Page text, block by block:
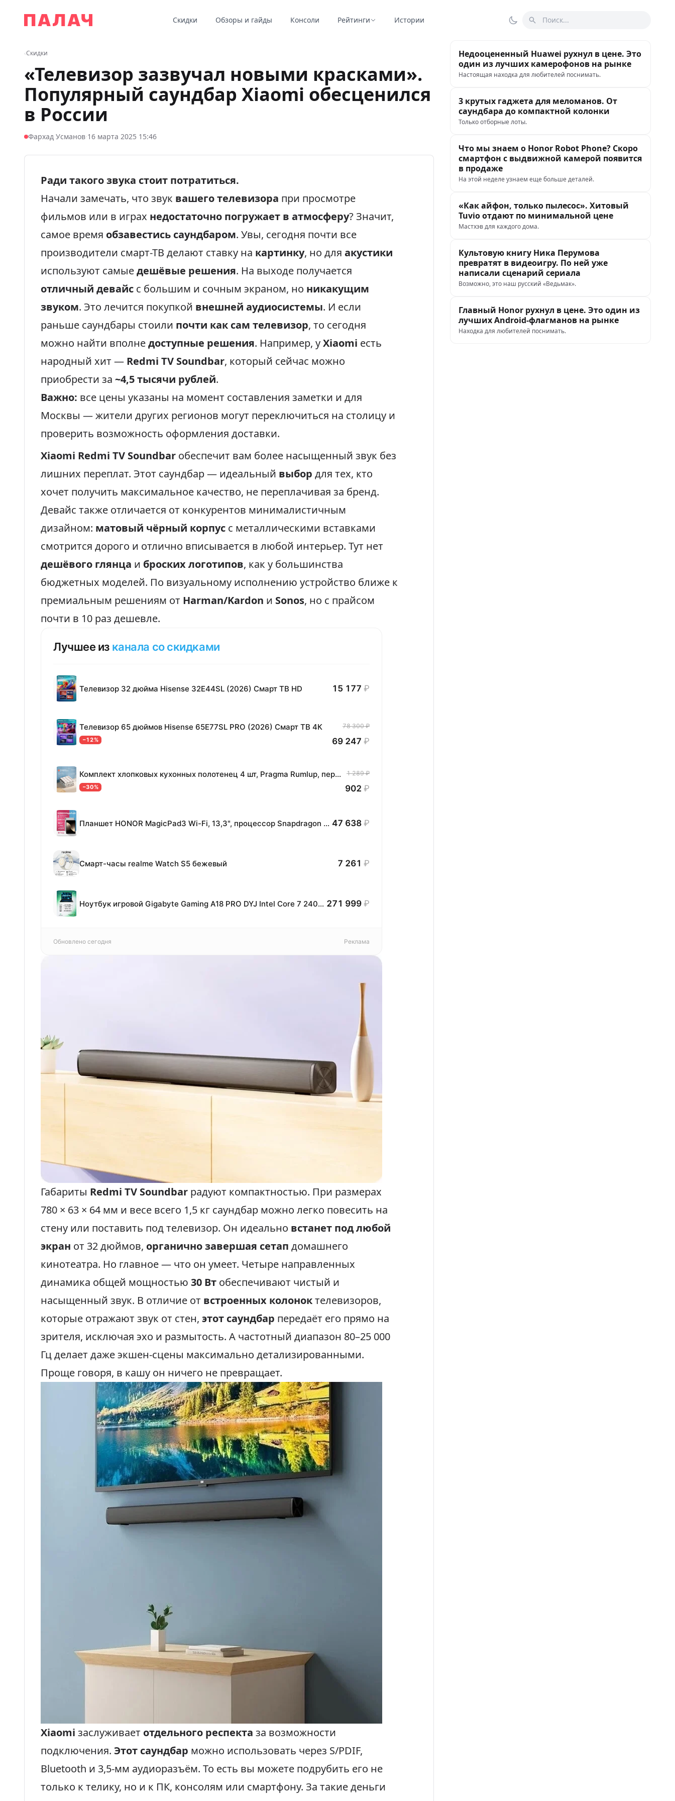
Палач
Скидки Обзоры и гайды Консоли Рейтинги Истории Переключить тему
Поиск
‹Скидки
«Телевизор зазвучал новыми красками».
Популярный саундбар Xiaomi обесценился
в России
Фархад Усманов·16 марта 2025 15:46
Ради такого звука стоит потратиться.
Начали замечать, что звук вашего телевизора при просмотре
фильмов или в играх недостаточно погружает в атмосферу? Значит,
самое время обзавестись саундбаром. Увы, сегодня почти все
производители смарт-ТВ делают ставку на картинку, но для акустики
используют самыедешёвые решения. На выходе получается
отличный девайс с большим и сочным экраном, но никакущим
звуком. Это лечится покупкой внешней аудиосистемы. И если
раньше саундбары стоили почти как сам телевизор, то сегодня
можно найти вполнедоступные решения. Например, уXiaomi есть
народный хит — Redmi TV Soundbar, который сейчас можно
приобрести за ~4,5 тысячи рублей.
Важно: все цены указаны на момент составления заметки и для
Москвы — жители других регионов могут переключиться на столицу и
проверить возможность оформления доставки.
Xiaomi Redmi TV Soundbar обеспечит вам более насыщенный звук без
лишних переплат. Этот саундбар — идеальный выбор для тех, кто
хочет получить максимальное качество, не переплачивая за бренд.
Девайс также отличается от конкурентов минималистичным
дизайном: матовый чёрный корпус с металлическими вставками
смотрится дорого и отлично вписывается в любой интерьер. Тут нет
дешёвого глянца и броских логотипов, как у большинства
бюджетных моделей. По визуальному исполнению устройство ближе к
премиальным решениям от Harman/Kardon и Sonos, но с прайсом
почти в 10 раз дешевле.
Лучшее из канала со скидками
Телевизор 32 дюйма Hisense 32E44SL (2026) Смарт ТВ HD 15 177 ₽
Телевизор 65 дюймов Hisense 65E77SL PRO (2026) Смарт ТВ 4К
−12%
78 300 ₽
69 247 ₽
Комплект хлопковых кухонных полотенец 4 шт, Pragma Rumlup, переменчивый белый
−30%
1 289 ₽
902 ₽
Планшет HONOR MagicPad3 Wi-Fi, 13,3", процессор Snapdragon 8, 16ГБ/512ГБ, EU 47 638 ₽
Смарт-часы realme Watch S5 бежевый 7 261 ₽
Ноутбук игровой Gigabyte Gaming A18 PRO DYJ Intel Core 7 240H, 32ГБ, 1 ТБ, NVIDIA GeForce RTX 5080 для ноутбуков (16 Гб), 18" 2560x1600 165Гц IPS, noOS (DYJG3KZBC4SD) 271 999 ₽
Обновлено сегодня Реклама
Габариты Redmi TV Soundbar радуют компактностью. При размерах
780 × 63 × 64 мм и весе всего 1,5 кг саундбар можно легко повесить на
стену или поставить под телевизор. Он идеально встанет под любой
экран от 32 дюймов, органично завершая сетап домашнего
кинотеатра. Но главное — что он умеет. Четыре направленных
динамика общей мощностью 30 Вт обеспечивают чистый и
насыщенный звук. В отличие от встроенных колоноктелевизоров,
которые отражают звук от стен, этот саундбар передаёт его прямо на
зрителя, исключая эхо и размытость. А частотный диапазон 80–25 000
Гц делает даже экшен-сцены максимально детализированными.
Проще говоря, в кашу он ничего не превращает.
Xiaomi заслуживает отдельного респекта за возможности
подключения. Этот саундбар можно использовать через S/PDIF,
Bluetooth и 3,5-мм аудиоразъём. То есть вы можете подрубить его не
только к телику, но и к ПК, консолям или смартфону. За такие деньги
Недооцененный Huawei рухнул в цене. Это
один из лучших камерофонов на рынке
Настоящая находка для любителей поснимать.
3 крутых гаджета для меломанов. От
саундбара до компактной колонки
Только отборные лоты.
Что мы знаем о Honor Robot Phone? Скоро
смартфон с выдвижной камерой появится
в продаже
На этой неделе узнаем еще больше деталей.
«Как айфон, только пылесос». Хитовый
Tuvio отдают по минимальной цене
Мастхэв для каждого дома.
Культовую книгу Ника Перумова
превратят в видеоигру. По ней уже
написали сценарий сериала
Возможно, это наш русский «Ведьмак».
Главный Honor рухнул в цене. Это один из
лучших Android-флагманов на рынке
Находка для любителей поснимать.